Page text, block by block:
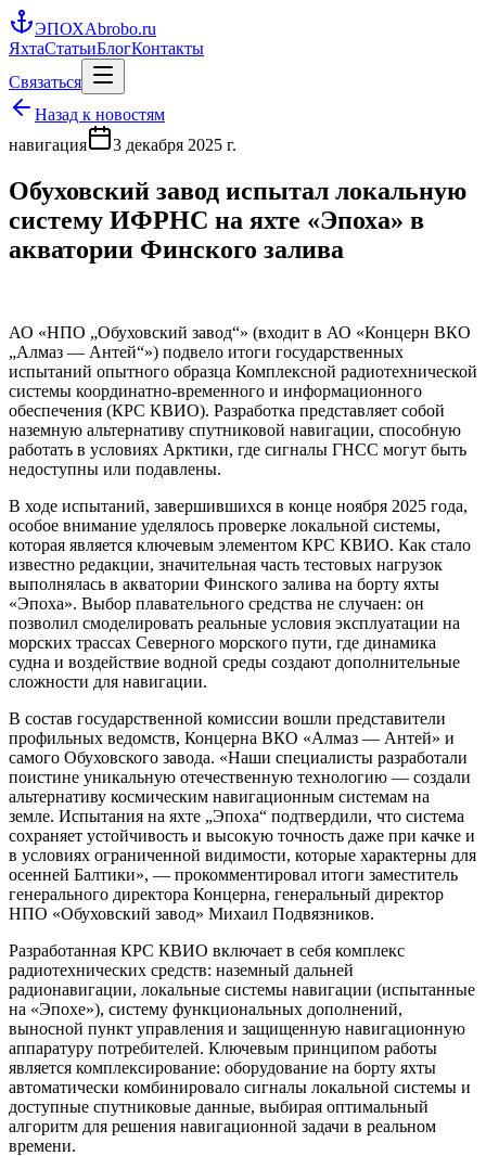
ЭПОХАbrobo.ru
ЯхтаСтатьиБлогКонтакты
Связаться
Назад к новостям
навигация
3 декабря 2025 г.
Обуховский завод испытал локальную
систему ИФРНС на яхте «Эпоха» в
акватории Финского залива
АО «НПО „Обуховский завод“» (входит в АО «Концерн ВКО
„Алмаз — Антей“») подвело итоги государственных
испытаний опытного образца Комплексной радиотехнической
системы координатно-временного и информационного
обеспечения (КРС КВИО). Разработка представляет собой
наземную альтернативу спутниковой навигации, способную
работать в условиях Арктики, где сигналы ГНСС могут быть
недоступны или подавлены.
В ходе испытаний, завершившихся в конце ноября 2025 года,
особое внимание уделялось проверке локальной системы,
которая является ключевым элементом КРС КВИО. Как стало
известно редакции, значительная часть тестовых нагрузок
выполнялась в акватории Финского залива на борту яхты
«Эпоха». Выбор плавательного средства не случаен: он
позволил смоделировать реальные условия эксплуатации на
морских трассах Северного морского пути, где динамика
судна и воздействие водной среды создают дополнительные
сложности для навигации.
В состав государственной комиссии вошли представители
профильных ведомств, Концерна ВКО «Алмаз — Антей» и
самого Обуховского завода. «Наши специалисты разработали
поистине уникальную отечественную технологию — создали
альтернативу космическим навигационным системам на
земле. Испытания на яхте „Эпоха“ подтвердили, что система
сохраняет устойчивость и высокую точность даже при качке и
в условиях ограниченной видимости, которые характерны для
осенней Балтики», — прокомментировал итоги заместитель
генерального директора Концерна, генеральный директор
НПО «Обуховский завод» Михаил Подвязников.
Разработанная КРС КВИО включает в себя комплекс
радиотехнических средств: наземный дальней
радионавигации, локальные системы навигации (испытанные
на «Эпохе»), систему функциональных дополнений,
выносной пункт управления и защищенную навигационную
аппаратуру потребителей. Ключевым принципом работы
является комплексирование: оборудование на борту яхты
автоматически комбинировало сигналы локальной системы и
доступные спутниковые данные, выбирая оптимальный
алгоритм для решения навигационной задачи в реальном
времени.